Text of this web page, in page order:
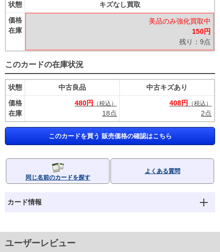
状態
価格
在庫
キズなし買取
美品のみ強化買取中
150円
残り：9点
このカードの在庫状況
状態
価格
在庫
中古良品
480円
（税込）
18点
中古キズあり
408円
（税込）
2点
このカードを買う 販売価格の確認はこちら
同じ名前のカードを探す
よくある質問
カード情報
ユーザーレビュー